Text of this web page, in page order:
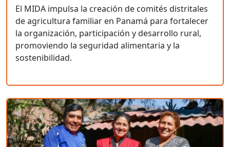
El MIDA impulsa la creación de comités distritales
de agricultura familiar en Panamá para fortalecer
la organización, participación y desarrollo rural,
promoviendo la seguridad alimentaria y la
sostenibilidad.